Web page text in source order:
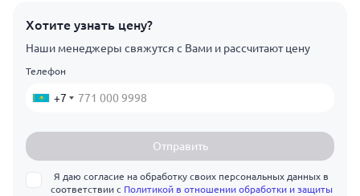
Хотите узнать цену?
Наши менеджеры свяжутся с Вами и рассчитают цену
Телефон
+7
Отправить
Я даю согласие на обработку своих персональных данных в
соответствии с Политикой в отношении обработки и защиты